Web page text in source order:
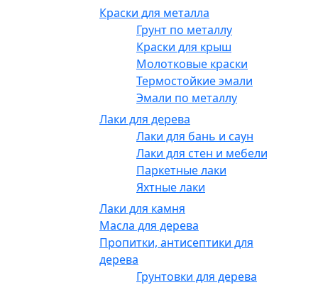
Краски для металла
Грунт по металлу
Краски для крыш
Молотковые краски
Термостойкие эмали
Эмали по металлу
Лаки для дерева
Лаки для бань и саун
Лаки для стен и мебели
Паркетные лаки
Яхтные лаки
Лаки для камня
Масла для дерева
Пропитки, антисептики для
дерева
Грунтовки для дерева